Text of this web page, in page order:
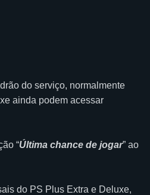
do serviço, normalmente
ainda podem acessar
“Última chance de jogar” ao
do PS Plus Extra e Deluxe,